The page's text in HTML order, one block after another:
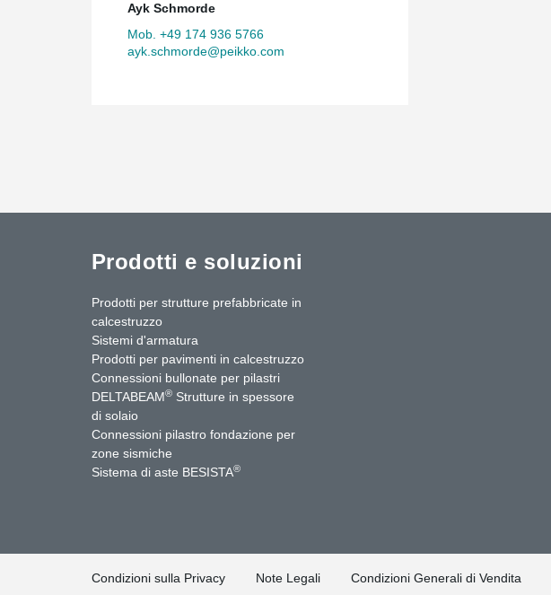
Ayk Schmorde
Mob. +49 174 936 5766
ayk.schmorde@peikko.com
Prodotti e soluzioni
Prodotti per strutture prefabbricate in
calcestruzzo
Sistemi d'armatura
Prodotti per pavimenti in calcestruzzo
Connessioni bullonate per pilastri
DELTABEAM® Strutture in spessore
di solaio
Connessioni pilastro fondazione per
zone sismiche
Sistema di aste BESISTA®
Condizioni sulla Privacy Note Legali Condizioni Generali di Vendita